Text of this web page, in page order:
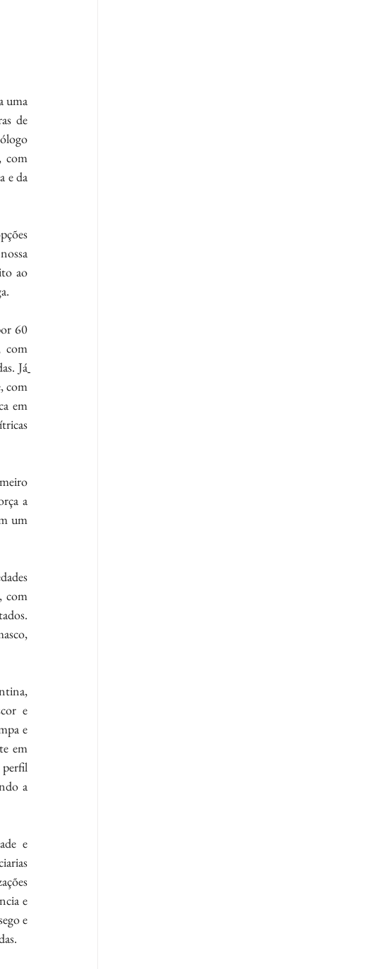
uma
de
com
e da
ao
60
com
Já
com
em
a
um
com
e
e
em
perfil
a
e
e
e